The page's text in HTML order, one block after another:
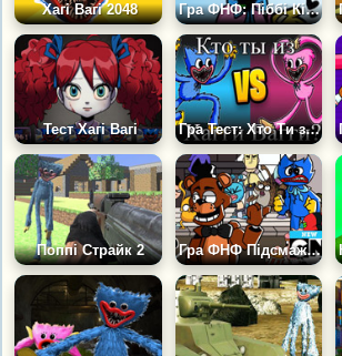
Хагі Вагі 2048 Гра ФНФ: Піббі Кісі Місі
Тест Хагі Вагі Гра Тест: Хто Ти з Хагі Вагі?
Поппі Страйк 2 Гра ФНФ Підсмажування: Фредді та Бенді проти Хагі Вагі